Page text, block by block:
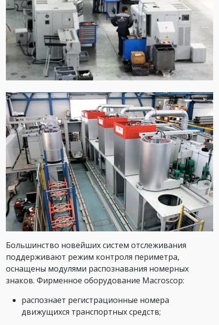
Большинство новейших систем отслеживания
поддерживают режим контроля периметра,
оснащены модулями распознавания номерных
знаков. Фирменное оборудование Macroscop:
распознает регистрационные номера
движущихся транспортных средств;